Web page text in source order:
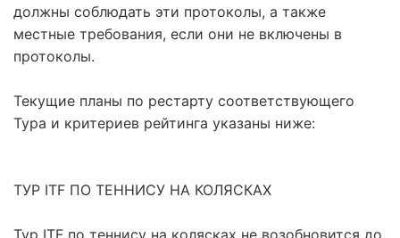
должны соблюдать эти протоколы, а также
местные требования, если они не включены в
протоколы.
Текущие планы по рестарту соответствующего
Тура и критериев рейтинга указаны ниже:
ТУР ITF ПО ТЕННИСУ НА КОЛЯСКАХ
Тур ITF по теннису на колясках не возобновится до